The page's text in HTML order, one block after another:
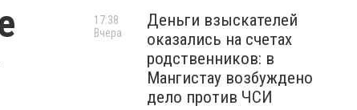
Деньги взыскателей
оказались на счетах
родственников: в
Мангистау возбуждено
дело против ЧСИ
17:38
Вчера